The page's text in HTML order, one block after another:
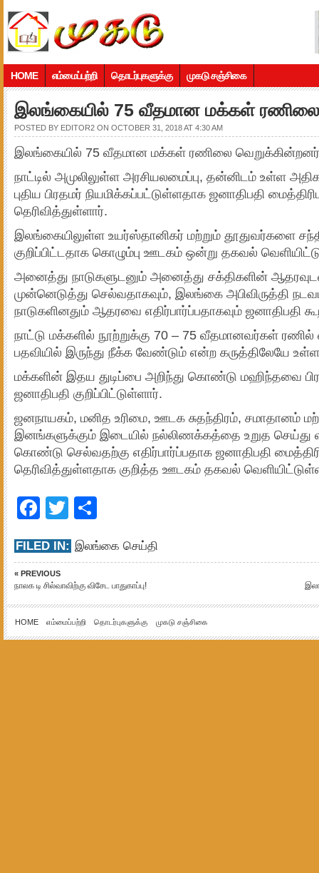
HOME எம்மைப்பற்றி தொடர்புகளுக்கு முகடு சஞ்சிகை
இலங்கையில் 75 வீதமான மக்கள் ரணிலை
POSTED BY EDITOR2 ON OCTOBER 31, 2018 AT 4:30 AM
இலங்கையில் 75 வீதமான மக்கள் ரணிலை
நாட்டில் அமுலிலுள்ள அரசியலமைப்பு, தன்னிடம் உள்ள
புதிய பிரதமர் நியமிக்கப்பட்டுள்ளதாக ஜனாதிபதி
தெரிவித்துள்ளார்.
இலங்கையிலுள்ள உயர்ஸ்தானிகர் மற்றும் தூதுவர்களை
குறிப்பிட்டதாக கொழும்பு ஊடகம் ஒன்று தகவல்
அனைத்து நாடுகளுடனும் அனைத்து சக்திகளின்
முன்னெடுத்து செல்வதாகவும், இலங்கை அபிவிருத்தி
நாடுகளினதும் ஆதரவை எதிர்பார்ப்பதாகவும் ஜனாதிபதி
நாட்டு மக்களில் நூற்றுக்கு 70 – 75 வீதமானவர்கள் ரணில்
பதவியில் இருந்து நீக்க வேண்டும் என்ற கருத்திலேயே
மக்களின் இதய துடிப்பை அறிந்து கொண்டு மஹிந்தவை
ஜனாதிபதி குறிப்பிட்டுள்ளார்.
ஜனநாயகம், மனித உரிமை, ஊடக சுதந்திரம், சமாதானம்
இனங்களுக்கும் இடையில் நல்லிணக்கத்தை உறுத செய்து
கொண்டு செல்வதற்கு எதிர்பார்ப்பதாக ஜனாதிபதி
தெரிவித்துள்ளதாக குறித்த ஊடகம் தகவல்
Facebook
Twitter
FILED IN: இலங்கை செய்தி
« PREVIOUS
நாலக டி சில்வாவிற்கு விசேட பாதுகாப்பு!
HOME எம்மைப்பற்றி தொடர்புகளுக்கு முகடு சஞ்சிகை